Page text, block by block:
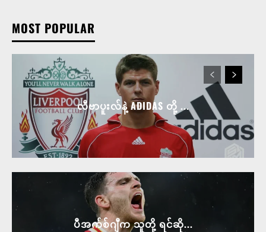
MOST POPULAR
လီဗာပူးလ်နဲ့ ADIDAS တို့ ...
ပီအက်စ်ဂျီက သူတို့ ရင်ဆို...